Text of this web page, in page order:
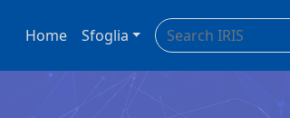
Home Sfoglia